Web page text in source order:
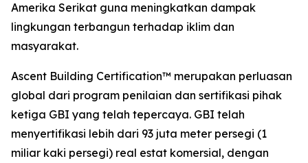
Amerika Serikat guna meningkatkan dampak
lingkungan terbangun terhadap iklim dan
masyarakat.
Ascent Building Certification™ merupakan perluasan
global dari program penilaian dan sertifikasi pihak
ketiga GBI yang telah tepercaya. GBI telah
menyertifikasi lebih dari 93 juta meter persegi (1
miliar kaki persegi) real estat komersial, dengan